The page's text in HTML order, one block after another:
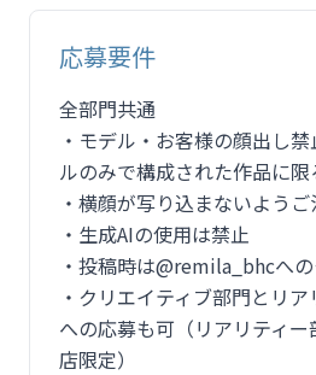
応募要件
全部門共通
・モデル・お客様の顔出し
ルのみで構成された作品に限
・横顔が写り込まないよう
・生成AIの使用は禁止
・投稿時は@remila_bhcへ
・クリエイティブ部門とリ
への応募も可（リアリティー
店限定）